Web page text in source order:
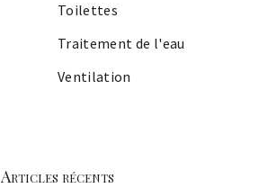
Toilettes
Traitement de l'eau
Ventilation
Articles récents